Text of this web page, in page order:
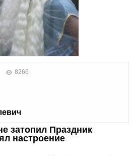
8266
затопил Праздник
настроение